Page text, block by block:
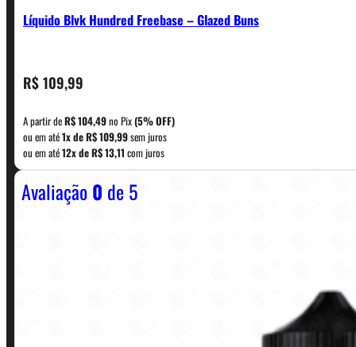
Líquido Blvk Hundred Freebase – Glazed Buns
R$109,99
A partir deR$104,49no Pix(5% OFF)
ou em até1x deR$109,99sem juros
ou em até12x deR$13,11 com juros
Avaliação0 de 5
CONTATO
WhatsApp: (11) 5229-0120
Horário: Política de Horario e Fretes